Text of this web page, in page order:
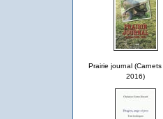
Prairie journal
2016)